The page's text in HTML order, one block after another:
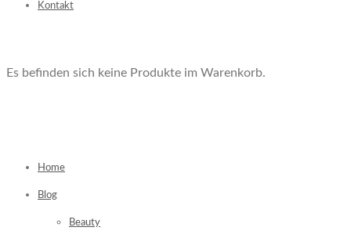
Kontakt
Es befinden sich keine Produkte im Warenkorb.
Home
Blog
Beauty